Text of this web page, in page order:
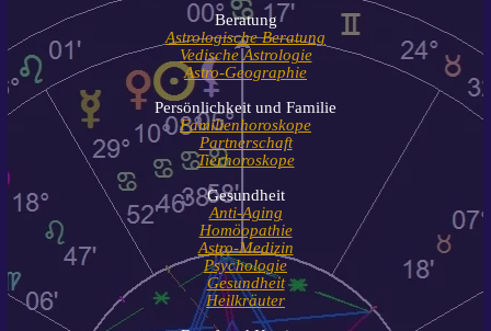
Beratung
Astrologische Beratung
Vedische Astrologie
Astro-Geographie
Persönlichkeit und Familie
Familienhoroskope
Partnerschaft
Tierhoroskope
Gesundheit
Anti-Aging
Homöopathie
Astro-Medizin
Psychologie
Gesundheit
Heilkräuter